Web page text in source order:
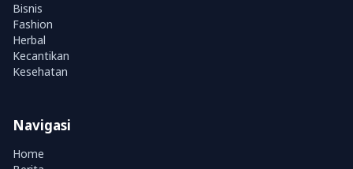
Bisnis
Fashion
Herbal
Kecantikan
Kesehatan
Navigasi
Home